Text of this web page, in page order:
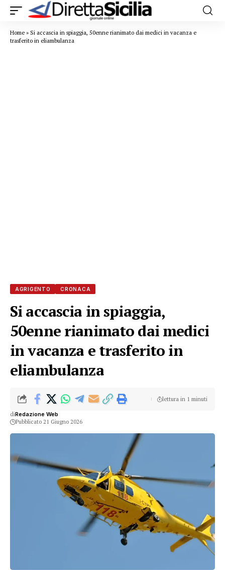
Home » Si accascia in spiaggia, 50enne rianimato dai medici in vacanza e
trasferito in eliambulanza
AGRIGENTO CRONACA
Si accascia in spiaggia,
50enne rianimato dai medici
in vacanza e trasferito in
eliambulanza
diRedazione Web
Pubblicato 21 Giugno 2026
lettura in 1 minuti